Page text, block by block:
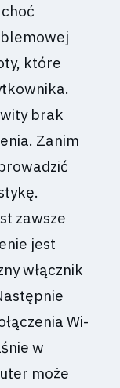
które
brak
Zanim
zawsze
jest
włącznik
Wi-
w
może